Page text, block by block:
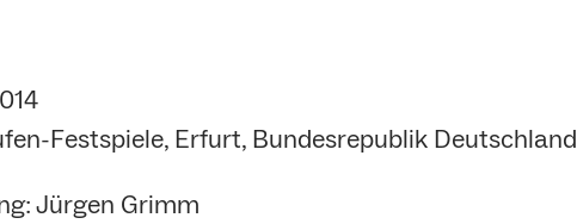
Festspiele, Erfurt, Bundesrepublik Deutschland
Jürgen Grimm